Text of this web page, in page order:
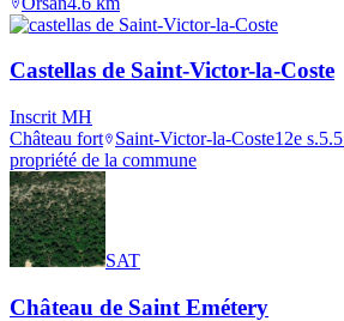
Castellas de Saint-Victor-la-Coste
Inscrit MH
Château fort
Saint-Victor-la-Coste12e s.5.5
propriété de la commune
SAT
Château de Saint Emétery